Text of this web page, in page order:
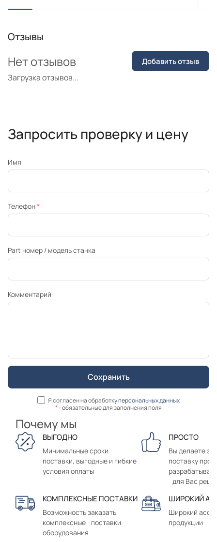
Отзывы
Загрузка отзывов...
Нет отзывов Добавить отзыв
Запросить проверку и цену
Имя
Телефон*
Part номер / модель станка
Комментарий
Я согласен на обработкуперсональных данных
*- обязательные для заполнения поля
Почему мы
ВЫГОДНО
Минимальные сроки
поставки, выгодные и гибкие
условия оплаты
ПРОСТО
Вы делаете
поставку
для Вас
КОМПЛЕКСНЫЕ ПОСТАВКИ
Возможность заказать
комплексные поставки
оборудования
ШИРОКИЙ
Широкий
продукции